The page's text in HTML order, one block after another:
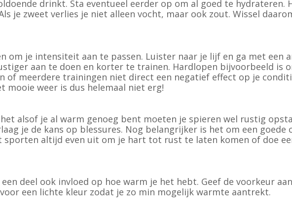
drinkt. Sta eventueel eerder op om al goed te hydrateren.
je zweet verlies je niet alleen vocht, maar ook zout. Wissel
om je intensiteit aan te passen. Luister naar je lijf en ga met een
aan te doen en korter te trainen. Hardlopen bijvoorbeeld is
of meerdere trainingen niet direct een negatief effect op je
mooie weer is dus helemaal niet erg!
alsof je al warm genoeg bent moeten je spieren wel rustig
je de kans op blessures. Nog belangrijker is het om een goede
sporten altijd even uit om je hart tot rust te laten komen of doe
deel ook invloed op hoe warm je het hebt. Geef de voorkeur
een lichte kleur zodat je zo min mogelijk warmte aantrekt.